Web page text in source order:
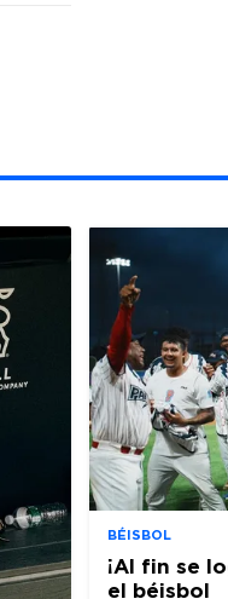
BÉISBOL
¡Al fin se
el béisbol